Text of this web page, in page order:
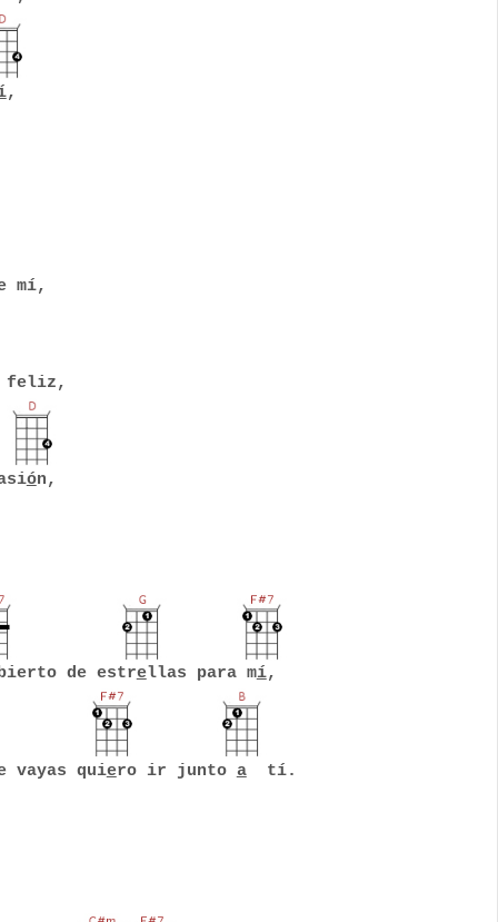
,
mí,
feliz,
ón,
de estrellas para mí,
vayas quiero ir junto atí.